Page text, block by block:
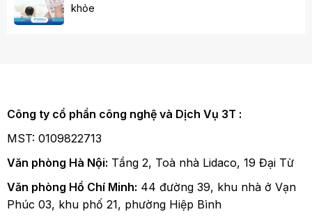
khỏe
Công ty cổ phần công nghệ và Dịch Vụ 3T :
MST: 0109822713
Văn phòng Hà Nội: Tầng 2, Toà nhà Lidaco, 19 Đại Từ
Văn phòng Hồ Chí Minh: 44 đường 39, khu nhà ở Vạn
Phúc 03, khu phố 21, phường Hiệp Bình